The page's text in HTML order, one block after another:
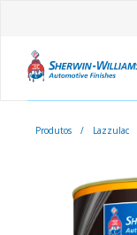
Produtos / Lazzulac